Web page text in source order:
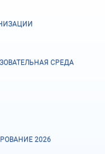
СРЕДА
2026